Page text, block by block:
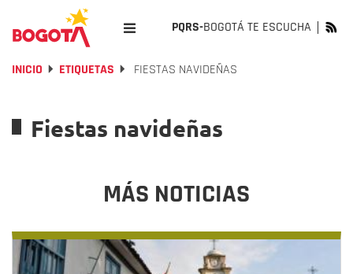
PQRS-BOGOTÁ TE ESCUCHA
INICIO ETIQUETAS FIESTAS NAVIDEÑAS
Fiestas navideñas
MÁS NOTICIAS